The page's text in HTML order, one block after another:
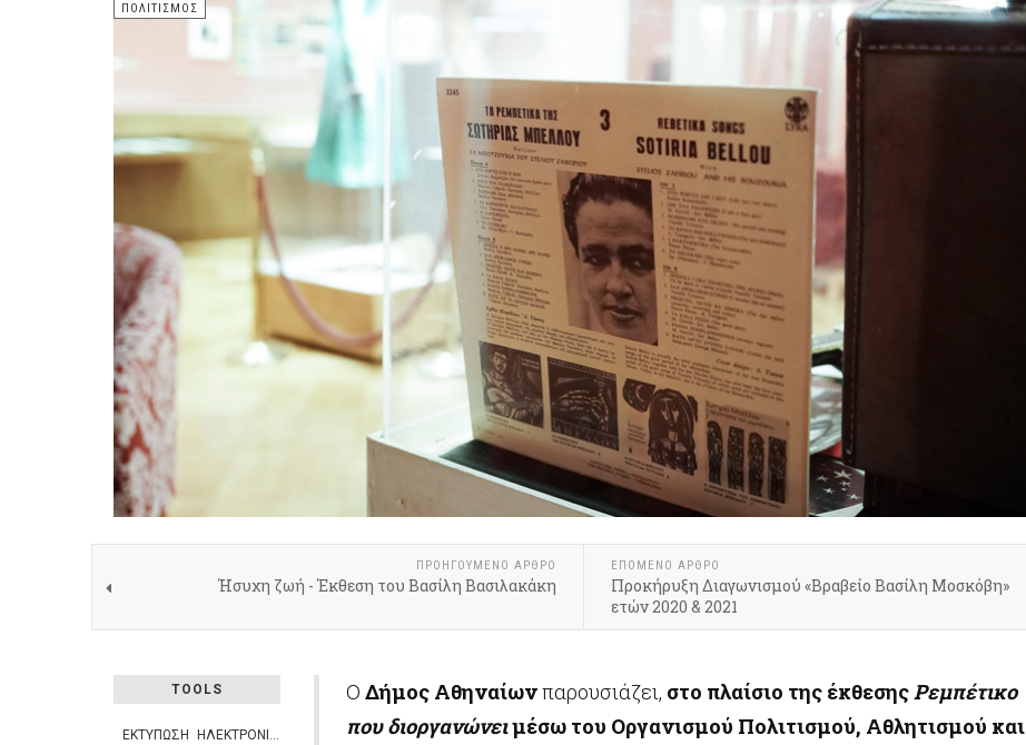
ΠΟΛΙΤΙΣΜΌΣ
ΠΡΟΗΓΟΎΜΕΝΟ ΆΡΘΡΟ
Ήσυχη ζωή - Έκθεση του Βασίλη Βασιλακάκη
ΕΠΌΜΕΝΟ ΆΡΘΡΟ
Προκήρυξη Διαγωνισμού «Βραβείο Βασίλη Μοσκόβη»
ετών 2020 & 2021
TOOLS
ΕΚΤΎΠΩΣΗ
Ο Δήμος Αθηναίωνπαρουσιάζει, στο πλαίσιο της έκθεσηςΡεμπέτικο
που διοργανώνειμέσω του Οργανισμού Πολιτισμού, Αθλητισμού και